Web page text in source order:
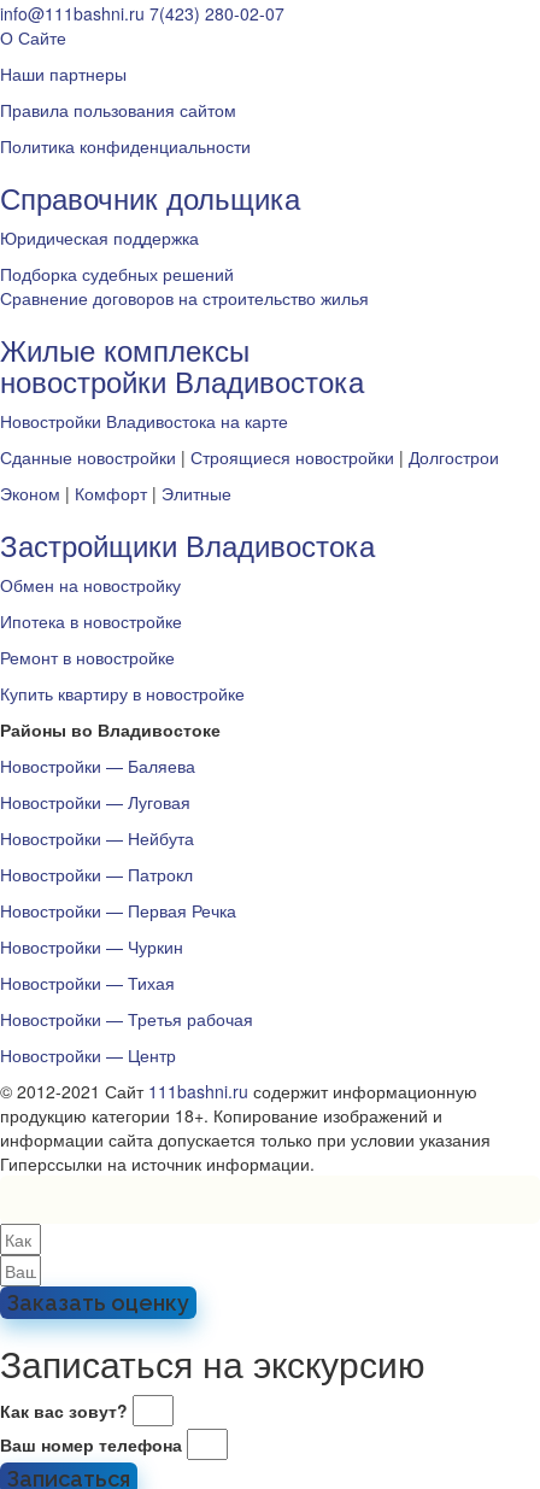
info@111bashni.ru 7(423) 280-02-07
О Сайте
Наши партнеры
Правила пользования сайтом
Политика конфиденциальности
Справочник дольщика
Юридическая поддержка
Подборка судебных решений
Сравнение договоров на строительство жилья
Жилые комплексы
новостройки Владивостока
Новостройки Владивостока на карте
Сданные новостройки | Строящиеся новостройки | Долгострои
Эконом | Комфорт| Элитные
Застройщики Владивостока
Обмен на новостройку
Ипотека в новостройке
Ремонт в новостройке
Купить квартиру в новостройке
Районы во Владивостоке
Новостройки — Баляева
Новостройки — Луговая
Новостройки — Нейбута
Новостройки — Патрокл
Новостройки — Первая Речка
Новостройки — Чуркин
Новостройки — Тихая
Новостройки — Третья рабочая
Новостройки — Центр
© 2012-2021 Сайт 111bashni.ru содержит информационную
продукцию категории 18+. Копирование изображений и
информации сайта допускается только при условии указания
Гиперссылки на источник информации.
Заказать оценку
Записаться на экскурсию
Как вас зовут?
Ваш номер телефона
Записаться